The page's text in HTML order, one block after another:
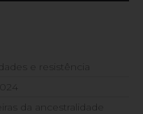
e resistência
da ancestralidade